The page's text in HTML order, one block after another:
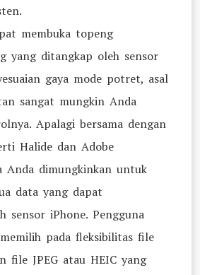
membuka topeng
yang ditangkap oleh sensor
gaya mode potret, asal
sangat mungkin Anda
Apalagi bersama dengan
Halide dan Adobe
Anda dimungkinkan untuk
data yang dapat
sensor iPhone. Pengguna
pada fleksibilitas file
file JPEG atau HEIC yang